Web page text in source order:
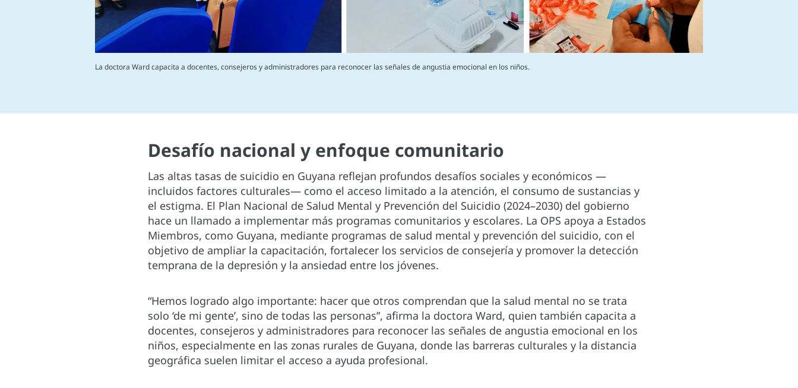
La doctora Ward capacita a docentes, consejeros y administradores para reconocer las señales de angustia emocional en los niños.
Desafío nacional y enfoque comunitario
Las altas tasas de suicidio en Guyana reflejan profundos desafíos sociales y económicos —
incluidos factores culturales— como el acceso limitado a la atención, el consumo de sustancias y
el estigma. El Plan Nacional de Salud Mental y Prevención del Suicidio (2024–2030) del gobierno
hace un llamado a implementar más programas comunitarios y escolares. La OPS apoya a Estados
Miembros, como Guyana, mediante programas de salud mental y prevención del suicidio, con el
objetivo de ampliar la capacitación, fortalecer los servicios de consejería y promover la detección
temprana de la depresión y la ansiedad entre los jóvenes.
“Hemos logrado algo importante: hacer que otros comprendan que la salud mental no se trata
solo ‘de mi gente’, sino de todas las personas”, afirma la doctora Ward, quien también capacita a
docentes, consejeros y administradores para reconocer las señales de angustia emocional en los
niños, especialmente en las zonas rurales de Guyana, donde las barreras culturales y la distancia
geográfica suelen limitar el acceso a ayuda profesional.